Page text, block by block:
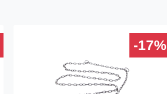
-17%